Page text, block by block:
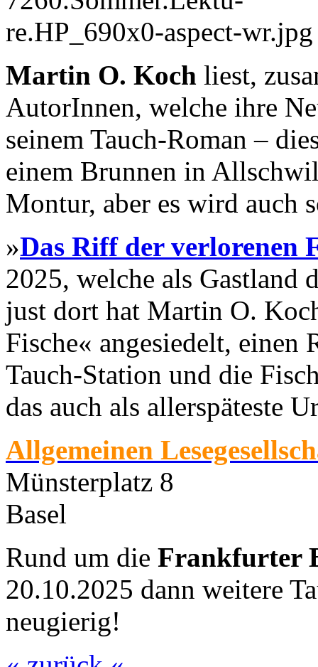
Martin O. Koch liest,
AutorInnen, welche ihre
seinem Tauch-Roman –
einem Brunnen in
Montur, aber es wird auch
»Das Riff der verlorenen
2025, welche als Gastland
just dort hat Martin O.
Fische« angesiedelt, einen
Tauch-Station und die
das auch als allerspäteste
Allgemeinen
Münsterplatz 8
Basel
Rund um die Frankfurter
20.10.2025 dann weitere
neugierig!